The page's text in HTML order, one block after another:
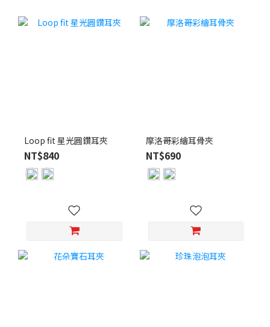
Loop fit 星光圓鑽耳夾
NT$840
摩洛哥彩繪耳骨夾
NT$690